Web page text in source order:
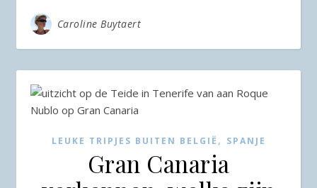
Caroline Buytaert
LEUKE TRIPJES BUITEN BELGIË , SPANJE
Gran Canaria